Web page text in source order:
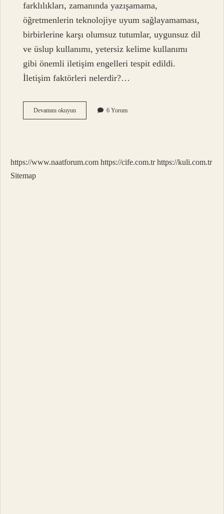
farklılıkları, zamanında yazışamama,
öğretmenlerin teknolojiye uyum sağlayamaması,
birbirlerine karşı olumsuz tutumlar, uygunsuz dil
ve üslup kullanımı, yetersiz kelime kullanımı
gibi önemli iletişim engelleri tespit edildi.
İletişim faktörleri nelerdir?…
Devamını okuyunİLetişimi
Engelleyen
6 Yorum
https://www.naatforum.com https://cife.com.tr https://kuli.com.tr
Sitemap